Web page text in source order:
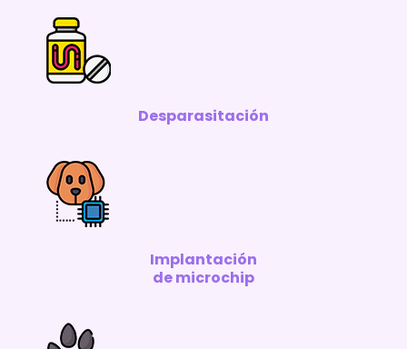
Desparasitación
Implantación
de microchip